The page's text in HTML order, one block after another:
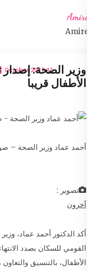
content
Amireta
Amireta
11 October 2017
وزير الصحة: إصدار
الأطفال قريبا
أحمد عماد وزير الصحة –
تصوير :
آخرون
أكد الدكتور أحمد عماد،
القومي للسكان بصدد
الأطفال، بالتنسيق والتعاون